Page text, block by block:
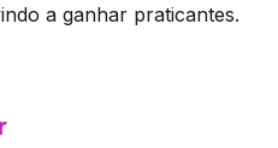
a ganhar praticantes.